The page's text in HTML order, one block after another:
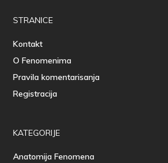
STRANICE
Kontakt
O Fenomenima
Pravila komentarisanja
Registracija
KATEGORIJE
Anatomija Fenomena